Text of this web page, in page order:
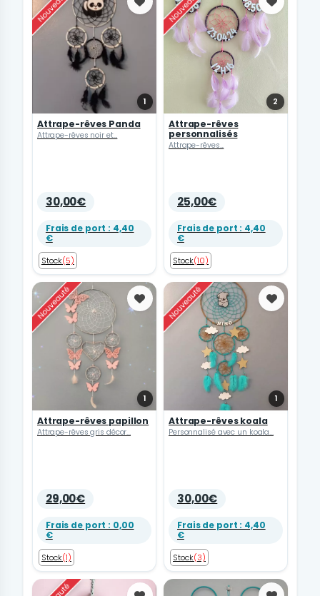
Favoris
1
Attrape-rêves Panda
Attrape-rêves noir et...
30,00€
Frais de port : 4,40
€
Stock(5)
Favoris
2
Attrape-rêves
personnalisés
Attrape-rêves...
25,00€
Frais de port : 4,40
€
Stock(10)
Favoris
1
Attrape-rêves papillon
Attrape-rêves gris décor...
29,00€
Frais de port : 0,00
€
Stock(1)
Favoris
1
Attrape-rêves koala
Personnalisé avec un koala...
30,00€
Frais de port : 4,40
€
Stock(3)